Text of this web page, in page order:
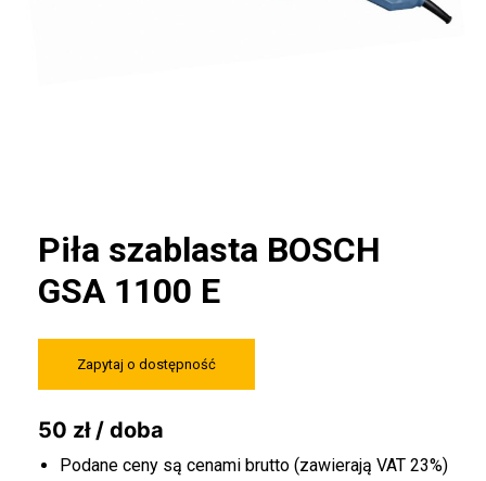
Piła szablasta BOSCH
GSA 1100 E
Zapytaj o dostępność
50 zł / doba
Podane ceny są cenami brutto (zawierają VAT 23%)